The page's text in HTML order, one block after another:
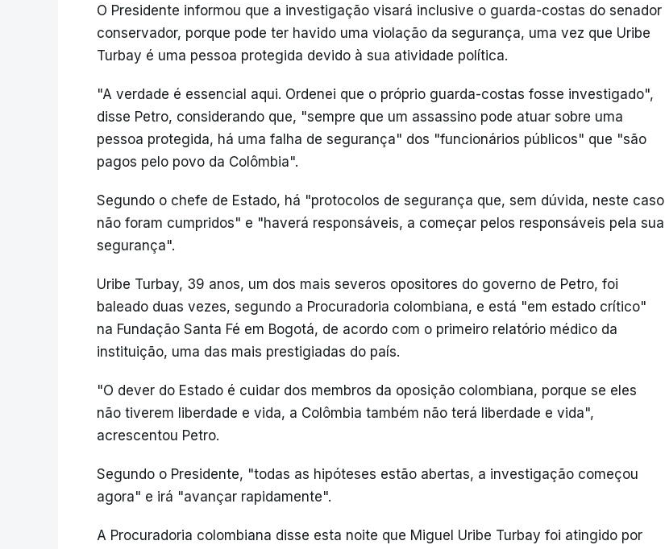
O Presidente informou que a investigação visará inclusive o guarda-costas do senador
conservador, porque pode ter havido uma violação da segurança, uma vez que Uribe
Turbay é uma pessoa protegida devido à sua atividade política.
"A verdade é essencial aqui. Ordenei que o próprio guarda-costas fosse investigado",
disse Petro, considerando que, "sempre que um assassino pode atuar sobre uma
pessoa protegida, há uma falha de segurança" dos "funcionários públicos" que "são
pagos pelo povo da Colômbia".
Segundo o chefe de Estado, há "protocolos de segurança que, sem dúvida, neste caso
não foram cumpridos" e "haverá responsáveis, a começar pelos responsáveis pela sua
segurança".
Uribe Turbay, 39 anos, um dos mais severos opositores do governo de Petro, foi
baleado duas vezes, segundo a Procuradoria colombiana, e está "em estado crítico"
na Fundação Santa Fé em Bogotá, de acordo com o primeiro relatório médico da
instituição, uma das mais prestigiadas do país.
"O dever do Estado é cuidar dos membros da oposição colombiana, porque se eles
não tiverem liberdade e vida, a Colômbia também não terá liberdade e vida",
acrescentou Petro.
Segundo o Presidente, "todas as hipóteses estão abertas, a investigação começou
agora" e irá "avançar rapidamente".
A Procuradoria colombiana disse esta noite que Miguel Uribe Turbay foi atingido por